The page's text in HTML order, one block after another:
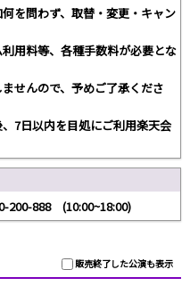
を問わず、取替・変更・キャン
用料等、各種手数料が必要とな
せんので、予めご了承くださ
7日以内を目処にご利用楽天会
200-888 (10:00~18:00)
販売終了した公演も表示